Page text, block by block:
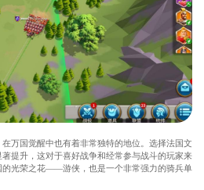
万国觉醒中也有着非常独特的地位。选择法国文
提升，这对于喜好战争和经常参与战斗的玩家来
的光荣之花——游侠，也是一个非常强力的骑兵单